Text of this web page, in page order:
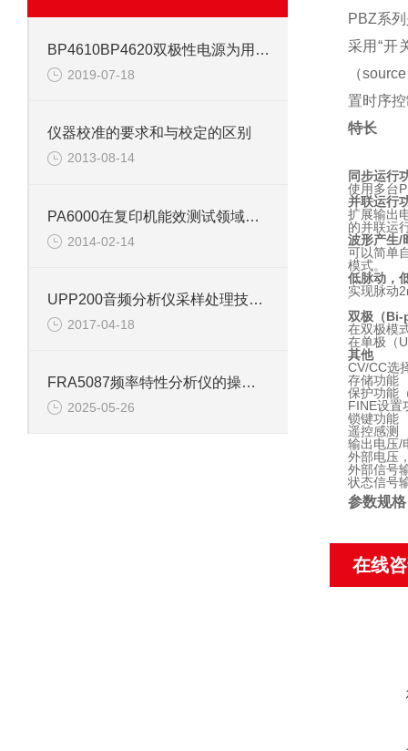
BP4610BP4620双极性电源为用户节省了宝贵的测试时间
2019-07-18
仪器校准的要求和与校定的区别
2013-08-14
PA6000在复印机能效测试领域的应用
2014-02-14
UPP200音频分析仪采样处理技术及工艺
2017-04-18
FRA5087频率特性分析仪的操作相对简单
2025-05-26
PBZ系
采用“开
（
置时序
特长
同步运行
使用多台
并联运行
扩展输出
的并联运
波形产生/
可以简单
模式。
低脉动，
实现脉动
双极（Bi-
在双极模
在单极（
其他
CV/CC选
存储功能
保护功能
FINE设置
锁键功能
遥控感测
输出电压/
外部电压
外部信号
状态信号
参数规格
在线